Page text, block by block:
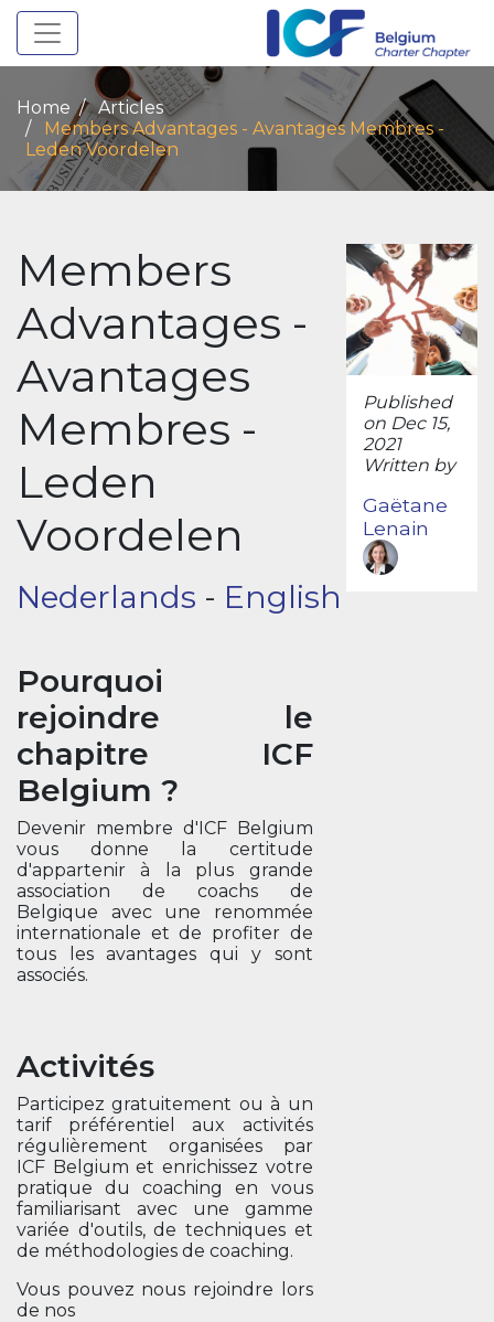
Toggle navigation
Home
Articles
Members Advantages - Avantages Membres -
Leden Voordelen
Members
Advantages -
Avantages
Membres -
Leden
Voordelen
Nederlands - English
Pourquoi
rejoindre le
chapitre ICF
Belgium ?
Devenir membre d'ICF Belgium
vous donne la certitude
d'appartenir à la plus grande
association de coachs de
Belgique avec une renommée
internationale et de profiter de
tous les avantages qui y sont
associés.
Activités
Participez gratuitement ou à un
tarif préférentiel aux activités
régulièrement organisées par
ICF Belgium et enrichissez votre
pratique du coaching en vous
familiarisant avec une gamme
variée d'outils, de techniques et
de méthodologies de coaching.
Vous pouvez nous rejoindre lors
de nos
Published
on Dec 15,
2021
Written by
Gaëtane
Lenain